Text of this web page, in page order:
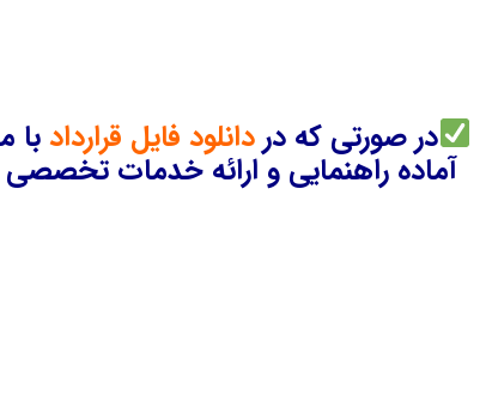
در صورتی که دردانلود فایل قراردادبا
آماده راهنمایی و ارائه خدمات